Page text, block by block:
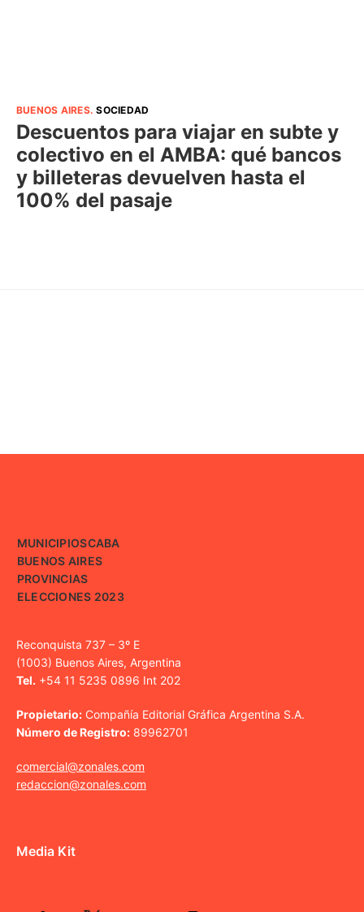
BUENOS AIRES.SOCIEDAD
Descuentos para viajar en subte y
colectivo en el AMBA: qué bancos
y billeteras devuelven hasta el
100% del pasaje
MUNICIPIOSCABA
BUENOS AIRES
PROVINCIAS
ELECCIONES 2023
Reconquista 737 – 3º E
(1003) Buenos Aires, Argentina
Tel. +54 11 5235 0896 Int 202
Propietario: Compañía Editorial Gráfica Argentina S.A.
Número de Registro: 89962701
comercial@zonales.com
redaccion@zonales.com
Media Kit